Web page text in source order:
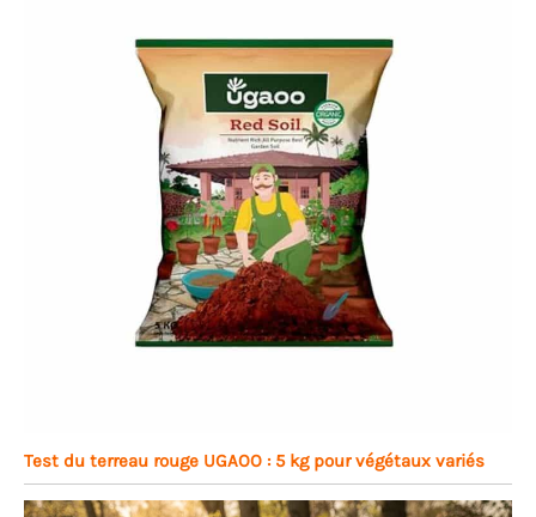
Test du terreau rouge UGAOO : 5 kg pour végétaux variés